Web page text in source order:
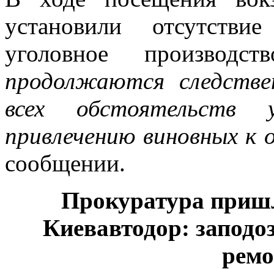
установили
уголовное
продолжаются
всех обстоятельств
привлечению виновных к
сообщении.
Прокуратура
Киевавтодор: